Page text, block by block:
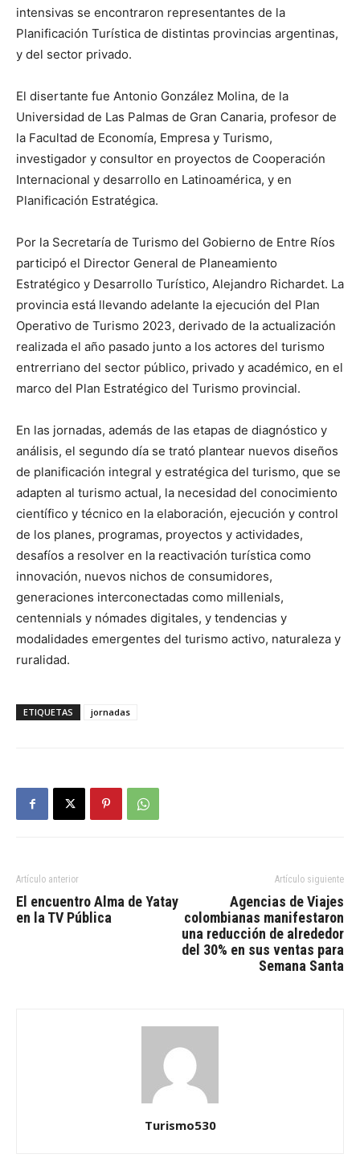
intensivas se encontraron representantes de la
Planificación Turística de distintas provincias argentinas,
y del sector privado.
El disertante fue Antonio González Molina, de la
Universidad de Las Palmas de Gran Canaria, profesor de
la Facultad de Economía, Empresa y Turismo,
investigador y consultor en proyectos de Cooperación
Internacional y desarrollo en Latinoamérica, y en
Planificación Estratégica.
Por la Secretaría de Turismo del Gobierno de Entre Ríos
participó el Director General de Planeamiento
Estratégico y Desarrollo Turístico, Alejandro Richardet. La
provincia está llevando adelante la ejecución del Plan
Operativo de Turismo 2023, derivado de la actualización
realizada el año pasado junto a los actores del turismo
entrerriano del sector público, privado y académico, en el
marco del Plan Estratégico del Turismo provincial.
En las jornadas, además de las etapas de diagnóstico y
análisis, el segundo día se trató plantear nuevos diseños
de planificación integral y estratégica del turismo, que se
adapten al turismo actual, la necesidad del conocimiento
científico y técnico en la elaboración, ejecución y control
de los planes, programas, proyectos y actividades,
desafíos a resolver en la reactivación turística como
innovación, nuevos nichos de consumidores,
generaciones interconectadas como millenials,
centennials y nómades digitales, y tendencias y
modalidades emergentes del turismo activo, naturaleza y
ruralidad.
ETIQUETAS jornadas
Artículo anterior
El encuentro Alma de Yatay
en la TV Pública
Artículo siguiente
Agencias de Viajes
colombianas manifestaron
una reducción de alrededor
del 30% en sus ventas para
Semana Santa
Turismo530